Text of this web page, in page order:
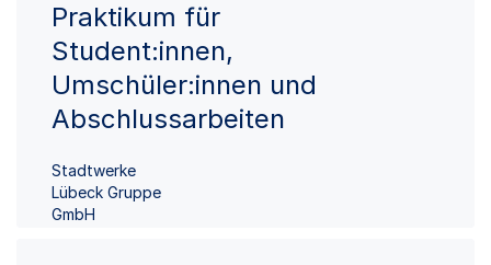
Praktikum für
Student:innen,
Umschüler:innen und
Abschlussarbeiten
Stadtwerke
Lübeck Gruppe
GmbH